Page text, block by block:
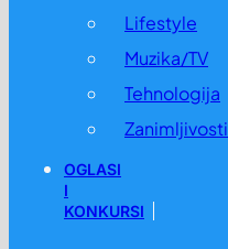
Lifestyle
Muzika/TV
Tehnologija
Zanimljivosti
OGLASI
I
KONKURSI